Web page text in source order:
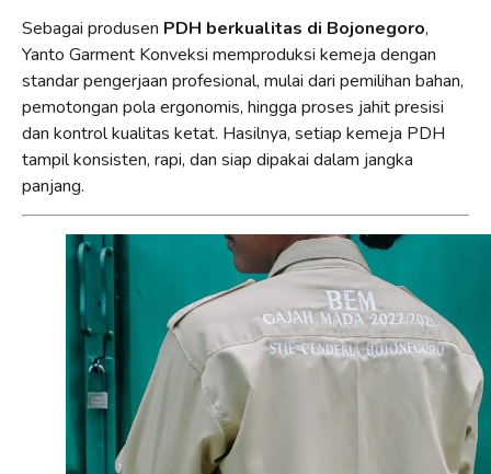
Sebagai produsen PDH berkualitas di Bojonegoro,
Yanto Garment Konveksi memproduksi kemeja dengan
standar pengerjaan profesional, mulai dari pemilihan bahan,
pemotongan pola ergonomis, hingga proses jahit presisi
dan kontrol kualitas ketat. Hasilnya, setiap kemeja PDH
tampil konsisten, rapi, dan siap dipakai dalam jangka
panjang.